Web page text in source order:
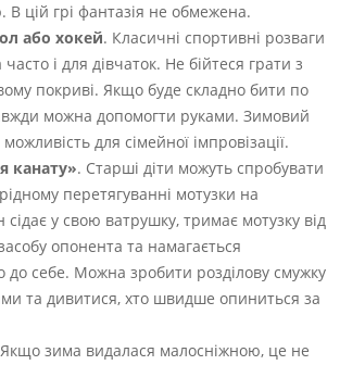
В цій грі фантазія не обмежена.
або хокей. Класичні спортивні розваги
і для дівчаток. Не бійтеся грати з
покриві. Якщо буде складно бити по
можна допомогти руками. Зимовий
для сімейної імпровізації.
канату». Старші діти можуть спробувати
перетягуванні мотузки на
у свою ватрушку, тримає мотузку від
опонента та намагається
до себе. Можна зробити розділову смужку
та дивитися, хто швидше опиниться за
зима видалася малосніжною, це не